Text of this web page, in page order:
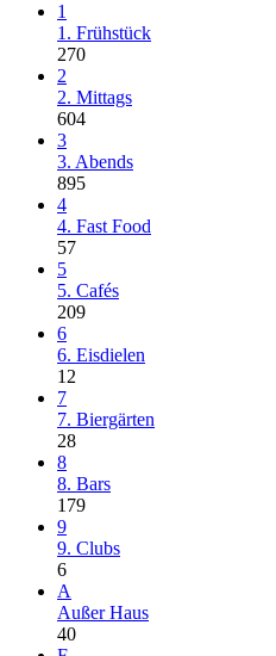
1
1. Frühstück
270
2
2. Mittags
604
3
3. Abends
895
4
4. Fast Food
57
5
5. Cafés
209
6
6. Eisdielen
12
7
7. Biergärten
28
8
8. Bars
179
9
9. Clubs
6
A
Außer Haus
40